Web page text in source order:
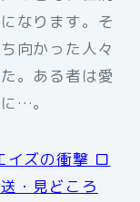
なります。そ
向かった人々
。ある者は愛
…。
イズの衝撃 ロ
・見どころ